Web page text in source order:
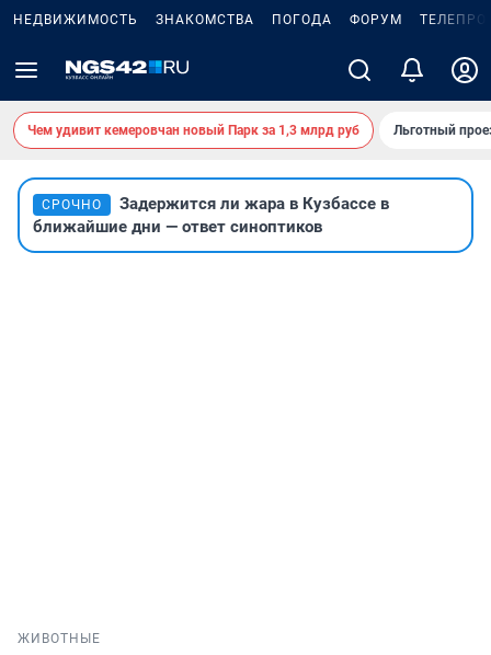
НЕДВИЖИМОСТЬ ЗНАКОМСТВА ПОГОДА ФОРУМ
Чем удивит кемеровчан новый Парк за 1,3 млрд руб Льготный
СРОЧНО
Задержится ли жара в Кузбассе в
ближайшие дни — ответ синоптиков
ЖИВОТНЫЕ